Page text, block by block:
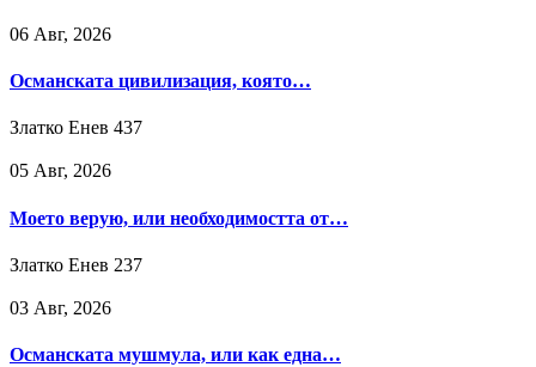
06 Авг, 2026
Османската цивилизация, която…
Златко Енев 437
05 Авг, 2026
Моето верую, или необходимостта от…
Златко Енев 237
03 Авг, 2026
Османската мушмула, или как една…